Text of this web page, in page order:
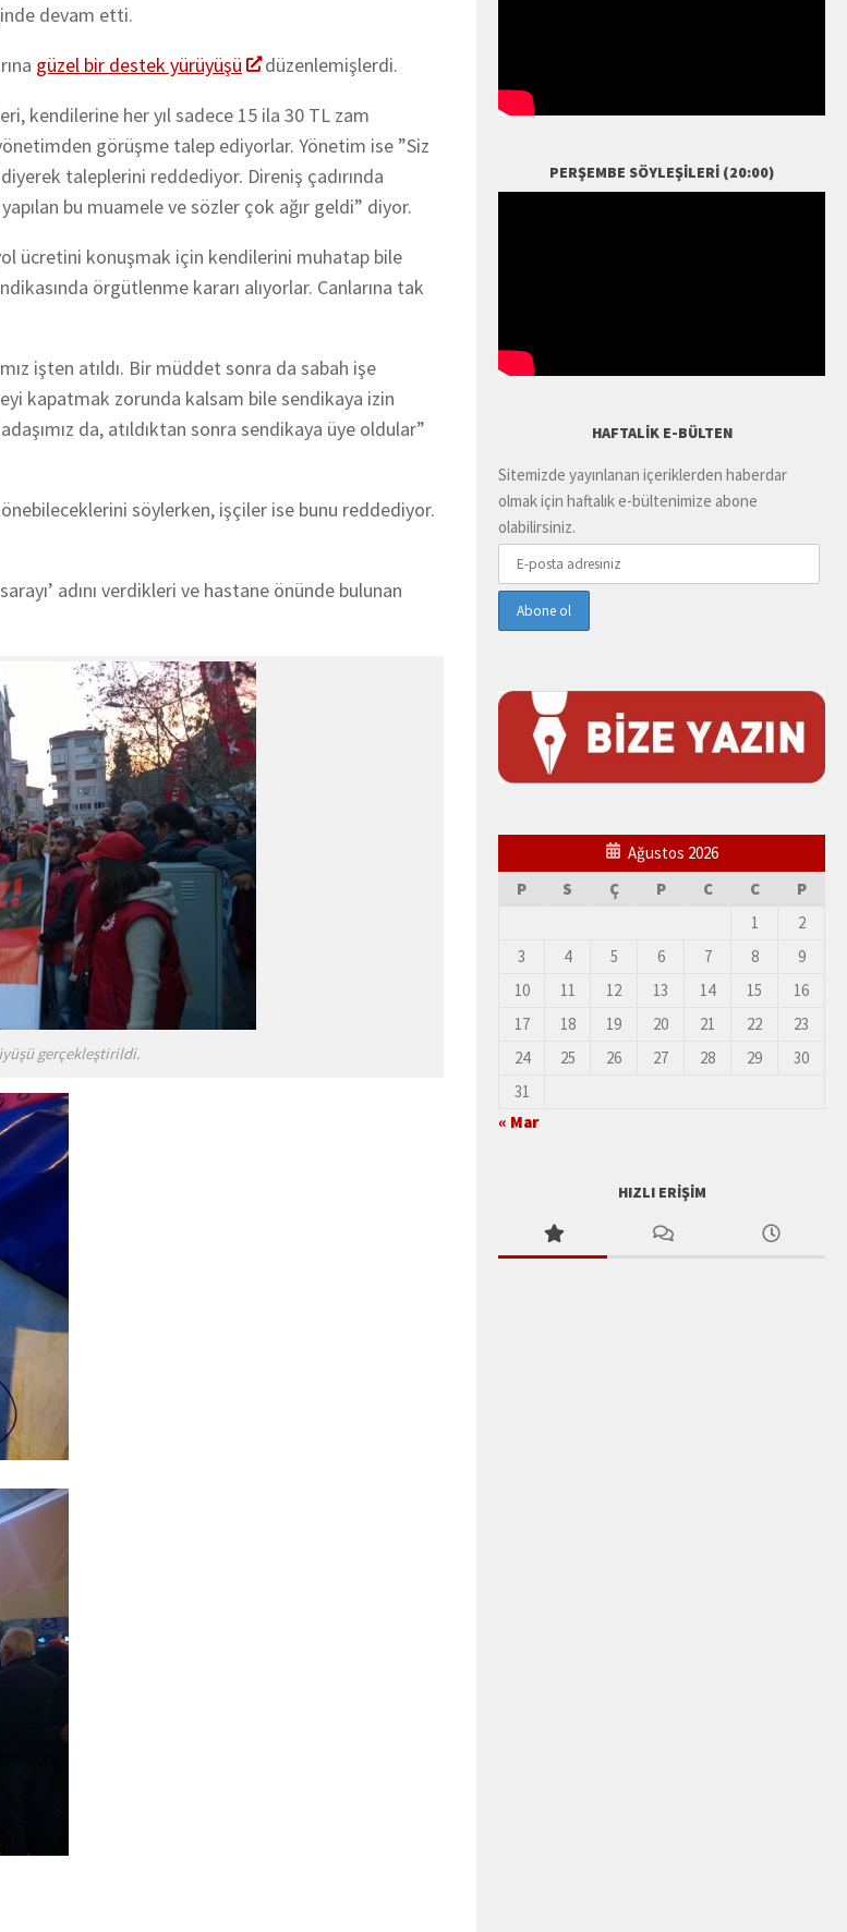
devam etti.
güzel bir destek yürüyüşü
düzenlemişlerdi.
kendilerine her yıl sadece 15 ila 30 TL zam
görüşme talep ediyorlar. Yönetim ise ”Siz
diyerek taleplerini reddediyor. Direniş çadırında
bu muamele ve sözler çok ağır geldi” diyor.
ücretini konuşmak için kendilerini muhatap bile
örgütlenme kararı alıyorlar. Canlarına tak
işten atıldı. Bir müddet sonra da sabah işe
kapatmak zorunda kalsam bile sendikaya izin
da, atıldıktan sonra sendikaya üye oldular”
söylerken, işçiler ise bunu reddediyor.
adını verdikleri ve hastane önünde bulunan
gerçekleştirildi.
PERŞEMBE SÖYLEŞILERI (20:00)
HAFTALIK E-BÜLTEN
Sitemizde yayınlanan içeriklerden haberdar
olmak için haftalık e-bültenimize abone
olabilirsiniz.
Ağustos 2026
P
S Ç P C C
P
1
2
3
4 5 6 7 8
9
10
11 12 13 14 15
16
17
18 19 20 21 22
23
24
25 26 27 28 29
30
31
« Mar
HIZLI ERIŞIM